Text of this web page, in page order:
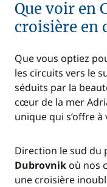
Que voir en
croisière en
Que vous optiez
les circuits vers le
séduits par la
cœur de la mer
unique qui s’offre à
Direction le sud du
Dubrovnik où nos
une croisière